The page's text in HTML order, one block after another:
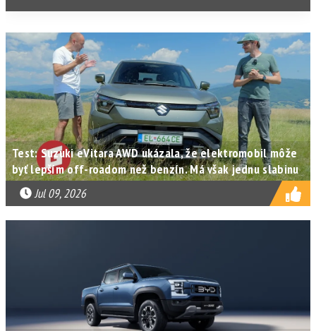
Test: Suzuki eVitara AWD ukázala, že elektromobil môže
byť lepším off-roadom než benzín. Má však jednu slabinu
Jul 09, 2026